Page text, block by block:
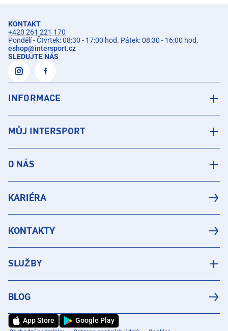
KONTAKT
+420 261 221 170
Pondělí - Čtvrtek: 08:30 - 17:00 hod. Pátek: 08:30 - 16:00 hod.
eshop@intersport.cz
SLEDUJTE NÁS
INFORMACE
MŮJ INTERSPORT
O NÁS
KARIÉRA
KONTAKTY
SLUŽBY
BLOG
App Store Google Play